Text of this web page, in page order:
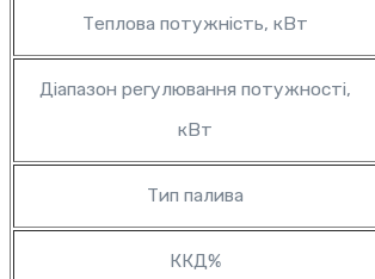
Теплова потужність, кВт
Діапазон регулювання потужності,
кВт
Тип палива
ККД%